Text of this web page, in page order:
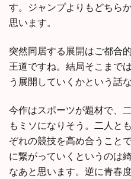
す。ジャンプよりもどちら
思います。
突然同居する展開はご都合
王道ですね。結局そこまで
う展開していくかという話
今作はスポーツが題材で、
もミソになりそう。二人と
ぞれの競技を高め合うこと
に繋がっていくというのは
なあと思います。逆に青春